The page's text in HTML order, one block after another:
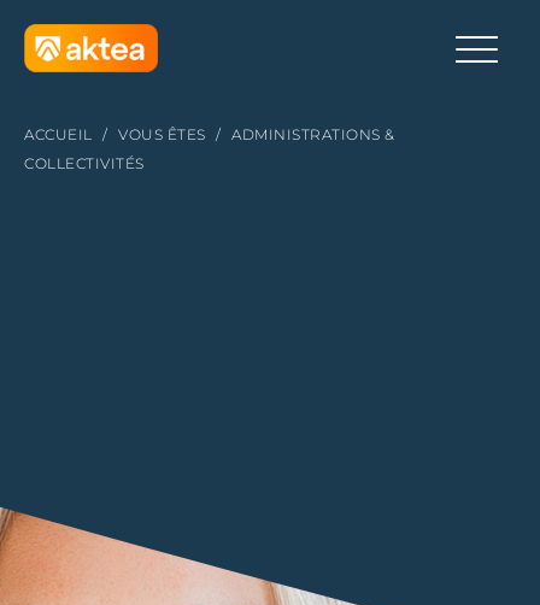
ACCUEIL / VOUS ÊTES / ADMINISTRATIONS &
COLLECTIVITÉS